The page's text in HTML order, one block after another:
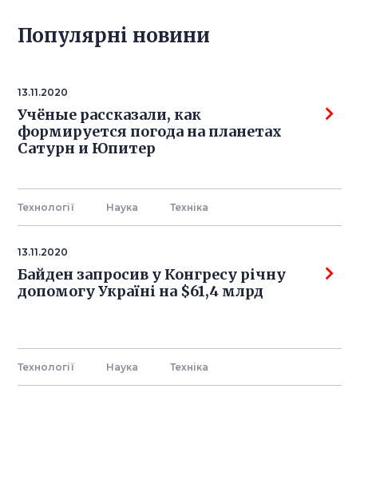
Популярнi новини
13.11.2020
Учёные рассказали, как
формируется погода на планетах
Сатурн и Юпитер
Технології Наука Технiка
13.11.2020
Байден запросив у Конгресу річну
допомогу Україні на $61,4 млрд
Технології Наука Технiка